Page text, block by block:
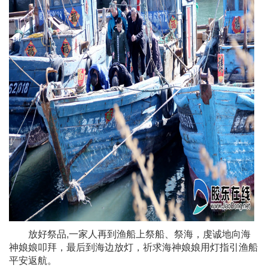
放好祭品,一家人再到渔船上祭船、祭海，虔诚地向海
神娘娘叩拜，最后到海边放灯，祈求海神娘娘用灯指引渔船
平安返航。